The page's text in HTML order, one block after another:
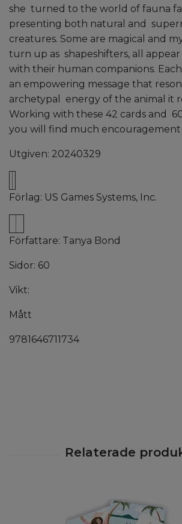
she turned to the world of fauna
presenting both natural and
creatures. Some are magical and
turn up as shapeshifters, all
with their human companions.
an empowering message that
archetypal energy of the animal it
Working with these 42 cards and
you will find much encouragement
Utgiven: 20240329
Förlag: US Games Systems, Inc.
Författare: Tanya Bond
Sidor: 60
Vikt:
Mått
9781646711734